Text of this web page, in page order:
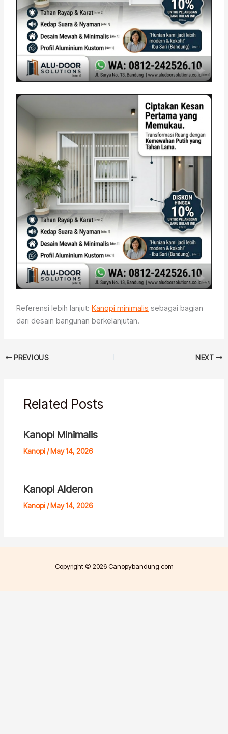
Referensi lebih lanjut:Kanopi minimalis sebagai bagian
dari desain bangunan berkelanjutan.
PREVIOUS NEXT
Related Posts
Kanopi Minimalis
Kanopi/May 14, 2026
Kanopi Alderon
Kanopi/May 14, 2026
Copyright © 2026 Canopybandung.com